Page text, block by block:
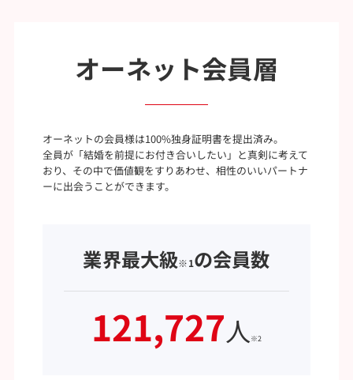
オーネット会員層
オーネットの会員様は100%独身証明書を提出済み。
全員が「結婚を前提にお付き合いしたい」と真剣に考えて
おり、その中で価値観をすりあわせ、相性のいいパートナ
ーに出会うことができます。
業界最大級※1の会員数
121,727人※2